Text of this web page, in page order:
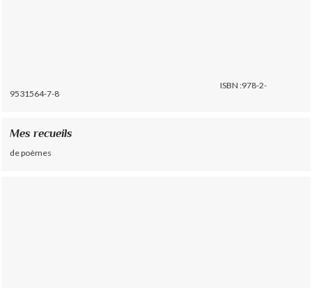
ISBN :978-2-
9531564-7-8
Mes recueils
de poèmes